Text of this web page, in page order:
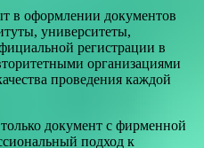
в оформлении документов
университеты,
регистрации в
организациями
проведения каждой
документ с фирменной
подход к